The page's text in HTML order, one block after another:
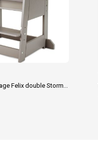
Tour d'apprentissage Felix double Stormy Grey